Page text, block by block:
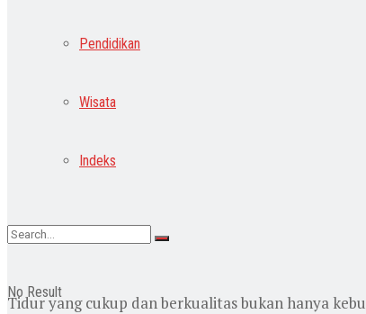
Pendidikan
Wisata
Indeks
No Result
Tidur yang cukup dan berkualitas bukan hanya